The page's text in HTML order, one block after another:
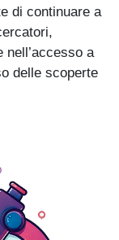
di continuare a
nell’accesso a
delle scoperte